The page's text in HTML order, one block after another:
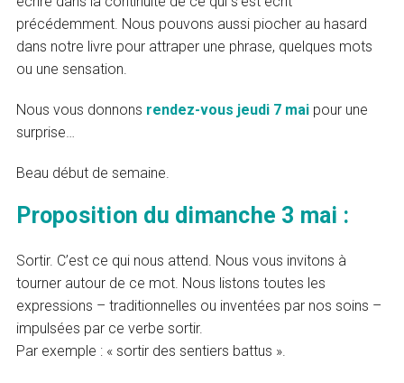
précédemment. Nous pouvons aussi piocher au hasard
dans notre livre pour attraper une phrase, quelques mots
ou une sensation.
Nous vous donnons rendez-vous jeudi 7 mai pour une
surprise…
Beau début de semaine.
Proposition du dimanche 3 mai :
Sortir. C’est ce qui nous attend. Nous vous invitons à
tourner autour de ce mot. Nous listons toutes les
expressions – traditionnelles ou inventées par nos soins –
impulsées par ce verbe sortir.
Par exemple : « sortir des sentiers battus ».